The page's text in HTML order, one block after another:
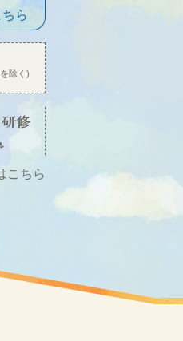
ら
除く)
こちら